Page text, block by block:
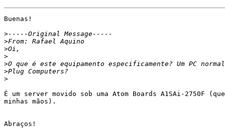
Buenas!
>
>
>
>
>
>
>
É um server movido sob uma Atom Boards A1SAi-2750F
minhas mãos).
Abraços!